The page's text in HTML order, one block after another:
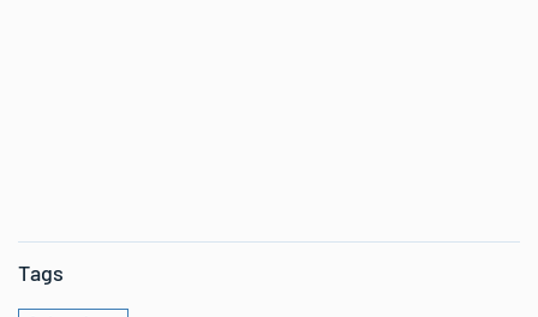
Tags